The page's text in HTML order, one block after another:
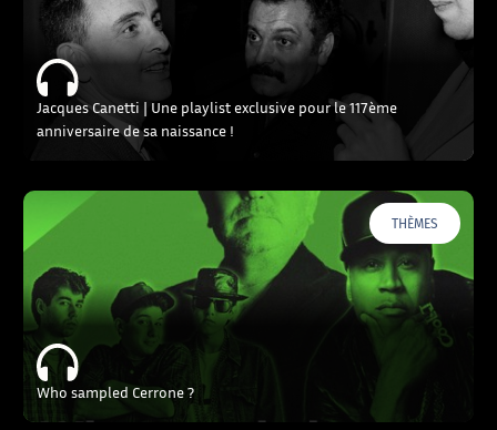
Jacques Canetti | Une playlist exclusive pour le 117ème
anniversaire de sa naissance !
THÈMES
Who sampled Cerrone ?